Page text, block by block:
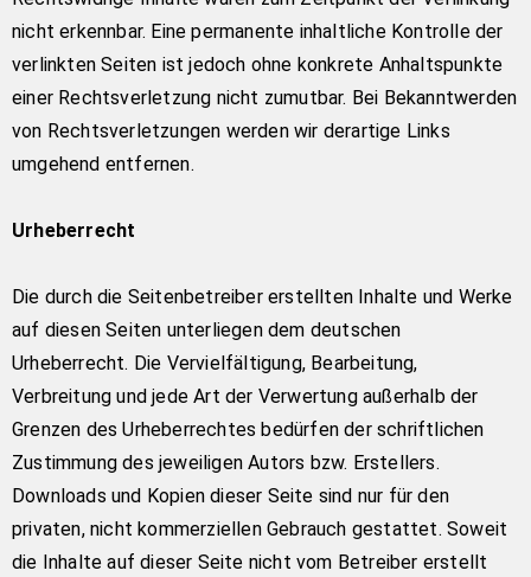
nicht erkennbar. Eine permanente inhaltliche Kontrolle der
verlinkten Seiten ist jedoch ohne konkrete Anhaltspunkte
einer Rechtsverletzung nicht zumutbar. Bei Bekanntwerden
von Rechtsverletzungen werden wir derartige Links
umgehend entfernen.
Urheberrecht
Die durch die Seitenbetreiber erstellten Inhalte und Werke
auf diesen Seiten unterliegen dem deutschen
Urheberrecht. Die Vervielfältigung, Bearbeitung,
Verbreitung und jede Art der Verwertung außerhalb der
Grenzen des Urheberrechtes bedürfen der schriftlichen
Zustimmung des jeweiligen Autors bzw. Erstellers.
Downloads und Kopien dieser Seite sind nur für den
privaten, nicht kommerziellen Gebrauch gestattet. Soweit
die Inhalte auf dieser Seite nicht vom Betreiber erstellt